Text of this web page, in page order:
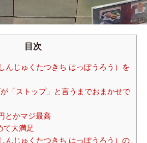
目次
んじゅくたつきち はっぽうろう）を
「ストップ」と言うまでおまかせで
とかマジ最高
て大満足
んじゅくたつきち はっぽうろう）の